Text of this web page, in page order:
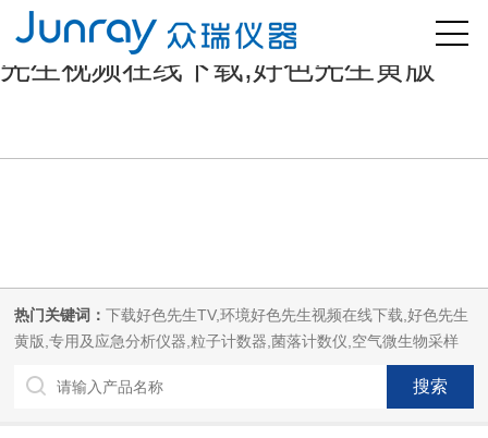
好色先生污版,下载好色先生TV,好色
先生视频在线下载,好色先生黄版
热门关键词：下载好色先生TV,环境好色先生视频在线下载,好色先生
黄版,专用及应急分析仪器,粒子计数器,菌落计数仪,空气微生物采样